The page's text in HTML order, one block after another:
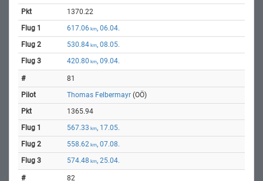
1370.22
617.06 km, 06.04.
530.84 km, 08.05.
420.80 km, 09.04.
81
Thomas Felbermayr (OÖ)
1365.94
567.33 km, 17.05.
558.62 km, 07.08.
574.48 km, 25.04.
82